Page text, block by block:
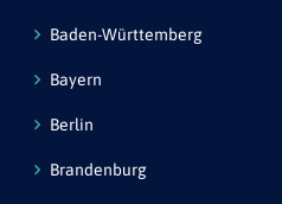
Baden-Württemberg
Bayern
Berlin
Brandenburg